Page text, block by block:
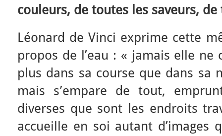
couleurs, de toutes les saveurs,
Léonard de Vinci exprime cette
propos de l’eau : « jamais elle
plus dans sa course que dans sa
mais s’empare de tout,
diverses que sont les endroits
accueille en soi autant d’images